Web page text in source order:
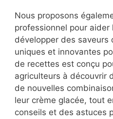
Nous proposons
professionnel pour aider
développer des saveurs
uniques et innovantes
de recettes est conçu
agriculteurs à découvrir
de nouvelles
leur crème glacée, tout
conseils et des astuces